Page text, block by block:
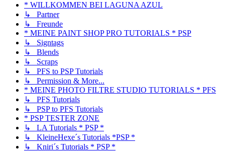
* WILLKOMMEN BEI LAGUNA AZUL
↳ Partner
↳ Freunde
* MEINE PAINT SHOP PRO TUTORIALS * PSP
↳ Signtags
↳ Blends
↳ Scraps
↳ PFS to PSP Tutorials
↳ Permission & More...
* MEINE PHOTO FILTRE STUDIO TUTORIALS * PFS
↳ PFS Tutorials
↳ PSP to PFS Tutorials
* PSP TESTER ZONE
↳ LA Tutorials * PSP *
↳ KleineHexe´s Tutorials *PSP *
↳ Kniri´s Tutorials * PSP *